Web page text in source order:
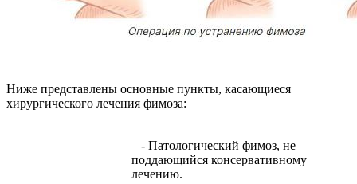
Ниже представлены основные пункты, касающиеся
хирургического лечения фимоза:
- Патологический фимоз, не
поддающийся консервативному
лечению.